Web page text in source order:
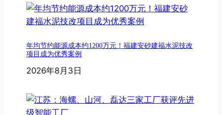
年均节约能源成本约1200万元！福建安砂建福水泥技改
项目成为优秀案例
2026年8月3日